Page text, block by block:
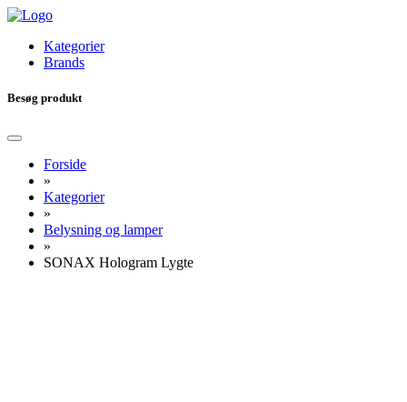
Kategorier
Brands
Besøg produkt
Forside
»
Kategorier
»
Belysning og lamper
»
SONAX Hologram Lygte